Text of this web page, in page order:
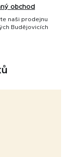
obchod
naši prodejnu
Budějovicích